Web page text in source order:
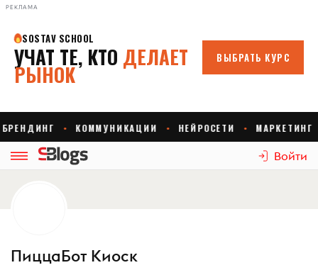
РЕКЛАМА
Войти
ПиццаБот Киоск